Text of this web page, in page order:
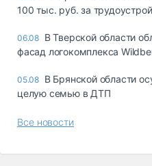
100 тыс. руб. за
06.08 В Тверской области
фасад логокомплекса
05.08 В Брянской области
целую семью в ДТП
Все новости